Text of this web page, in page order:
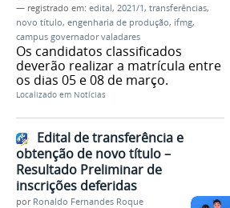
— registrado em: edital, 2021/1, transferências,
novo título, engenharia de produção, ifmg,
campus governador valadares
Os candidatos classificados
deverão realizar a matrícula entre
os dias 05 e 08 de março.
Localizado em Notícias
Edital de transferência e
obtenção de novo título –
Resultado Preliminar de
inscrições deferidas
por Ronaldo Fernandes Roque